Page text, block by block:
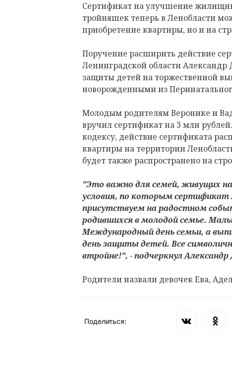
Сертификат на улучшение
тройняшек теперь в Ленобласти
приобретение квартиры, но и на
Поручение расширить действие
Ленинградской области
защиты детей на торжественной
новорожденными из
Молодым родителям Веронике и
вручил сертификат на 3 млн
кодексу, действие сертификата
квартиры на территории
будет также распространено на
"Это важно для семей, живущих
условия, по которым
присутствуем на радостном
родившихся в молодой семье.
Международный день семьи, а
день защиты детей. Все
втройне!", - подчеркнул Александр
Родители назвали девочек Ева,
Поделиться: